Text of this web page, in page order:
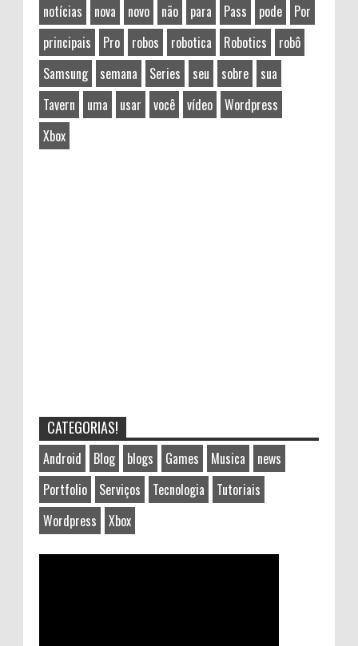
notícias
nova novo não para Pass pode
Por
principais
Pro robos robotica Robotics
robô
Samsung
semana Series seu sobre
sua
Tavern
uma usar você vídeo
Wordpress
Xbox
CATEGORIAS!
Android Blog blogs Games Musica
news
Portfolio
Serviços Tecnologia
Tutoriais
Wordpress
Xbox